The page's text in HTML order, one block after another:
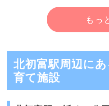
もっ
北初富駅周辺に
育て施設